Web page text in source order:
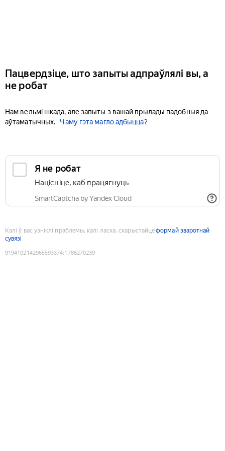
Пацвердзіце, што запыты адпраўлялі вы, а
не робат
Нам вельмі шкада, але запыты з вашай прылады падобныя да
аўтаматычных.
Чаму гэта магло адбыцца?
Я не робат
Націсніце, каб працягнуць
SmartCaptcha by Yandex Cloud
Калі ў вас узніклі праблемы, калі ласка, скарыстайцеформай зваротнай
сувязі
9194102142965593374:1786270239